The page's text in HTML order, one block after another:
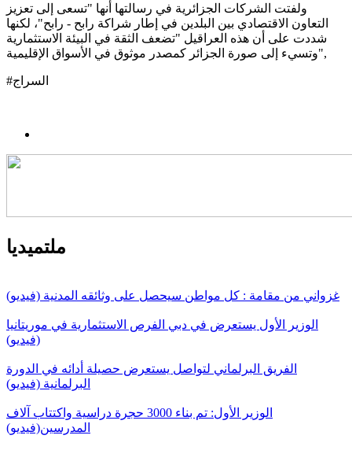
ولفتت الشركات الجزائرية في رسالتها أنها "تسعى إلى تعزيز
التعاون الاقتصادي بين البلدين في إطار شراكة رابح - رابح"، لكنها
شددت على أن هذه العراقيل "تضعف الثقة في البيئة الاستثمارية
وتسيء إلى صورة الجزائر كمصدر موثوق في الأسواق الإقليمية",
#السراج
ملتميديا
غزواني من مقامة : كل مواطن سيحصل على وثائقه المدنية (فيديو)
الوزير الأول يستعرض في دبي الفرص الاستثمارية في موريتانيا
(فيديو)
الفريق البرلماني لتواصل يستعرض حصيلة أدائه في الدورة
البرلمانية (فيديو)
الوزير الأول: تم بناء 3000 حجرة دراسية واكتتاب آلاف
المدرسين(فيديو)